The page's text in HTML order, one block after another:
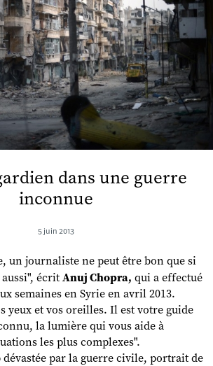
dans une guerre
inconnue
5 juin 2013
un journaliste ne peut être bon que si
écrit Anuj Chopra, qui a effectué
semaines en Syrie en avril 2013.
yeux et vos oreilles. Il est votre guide
la lumière qui vous aide à
les plus complexes".
par la guerre civile, portrait de